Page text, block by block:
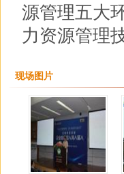
源管理五大
力资源管理
现场图片